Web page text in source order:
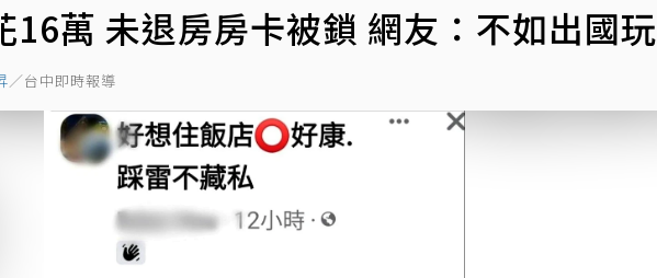
16萬 未退房房卡被鎖 網友：不如出國玩
／台中即時報導